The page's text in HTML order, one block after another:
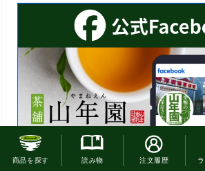
お電話でのご注文はこちら
商品を探す 読み物 注文履歴